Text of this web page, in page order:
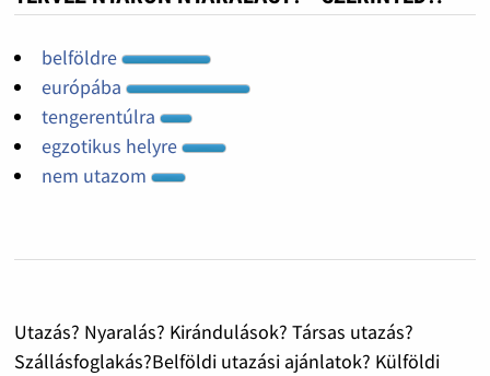
belföldre
európába
tengerentúlra
egzotikus helyre
nem utazom
Utazás? Nyaralás? Kirándulások? Társas utazás?
Szállásfoglakás?Belföldi utazási ajánlatok? Külföldi